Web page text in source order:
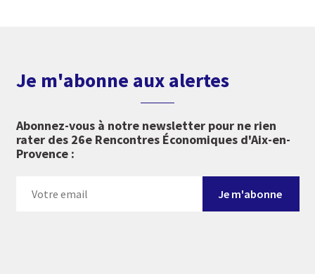
Je m'abonne aux alertes
Abonnez-vous à notre newsletter pour ne rien
rater des 26e Rencontres Économiques d'Aix-en-
Provence :